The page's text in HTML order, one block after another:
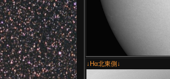
↓Hα北東側↓